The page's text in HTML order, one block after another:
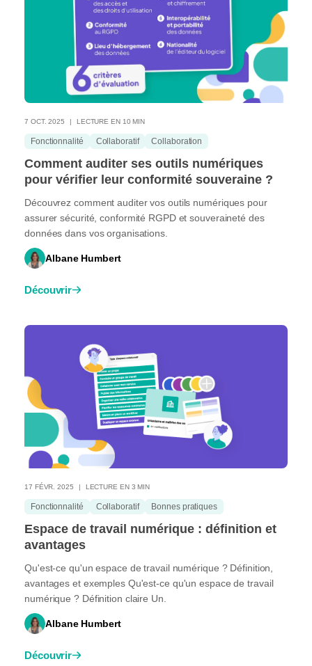
7 OCT. 2025 LECTURE EN 10 MIN
Fonctionnalité Collaboratif Collaboration
Comment auditer ses outils numériques
pour vérifier leur conformité souveraine ?
Découvrez comment auditer vos outils numériques pour
assurer sécurité, conformité RGPD et souveraineté des
données dans vos organisations.
Albane Humbert
Découvrir
17 FÉVR. 2025 LECTURE EN 3 MIN
Fonctionnalité Collaboratif Bonnes pratiques
Espace de travail numérique : définition et
avantages
Qu'est-ce qu'un espace de travail numérique ? Définition,
avantages et exemples Qu'est-ce qu'un espace de travail
numérique ? Définition claire Un.
Albane Humbert
Découvrir